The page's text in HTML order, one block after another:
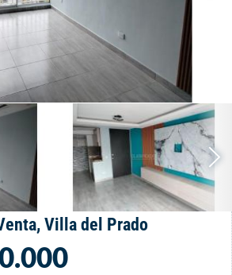
Villa del Prado